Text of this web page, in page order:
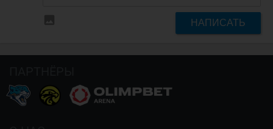
НАПИСАТЬ